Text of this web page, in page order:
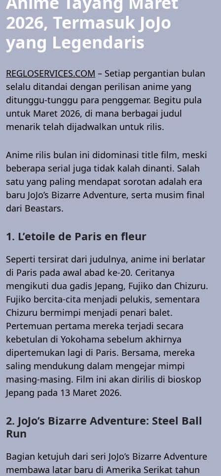
2026, Termasuk JoJo
yang Legendaris
REGLOSERVICES.COM – Setiap pergantian bulan
selalu ditandai dengan perilisan anime yang
ditunggu-tunggu para penggemar. Begitu pula
untuk Maret 2026, di mana berbagai judul
menarik telah dijadwalkan untuk rilis.
Anime rilis bulan ini didominasi title film, meski
beberapa serial juga tidak kalah dinanti. Salah
satu yang paling mendapat sorotan adalah era
baru JoJo’s Bizarre Adventure, serta musim final
dari Beastars.
1. L’etoile de Paris en fleur
Seperti tersirat dari judulnya, anime ini berlatar
di Paris pada awal abad ke-20. Ceritanya
mengikuti dua gadis Jepang, Fujiko dan Chizuru.
Fujiko bercita-cita menjadi pelukis, sementara
Chizuru bermimpi menjadi penari balet.
Pertemuan pertama mereka terjadi secara
kebetulan di Yokohama sebelum akhirnya
dipertemukan lagi di Paris. Bersama, mereka
saling mendukung dalam mengejar mimpi
masing-masing. Film ini akan dirilis di bioskop
Jepang pada 13 Maret 2026.
2. JoJo’s Bizarre Adventure: Steel Ball
Run
Bagian ketujuh dari seri JoJo’s Bizarre Adventure
membawa latar baru di Amerika Serikat tahun